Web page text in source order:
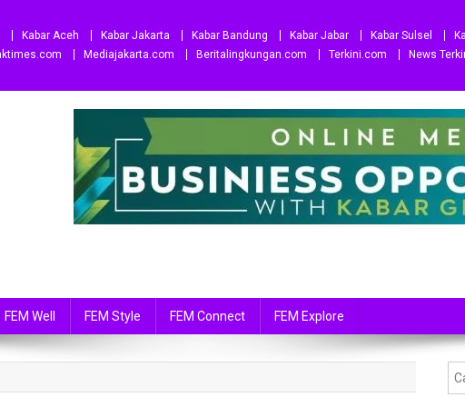
Kabar Aceh Kabar Jakarta Kabar Bandung Kabar Jabar Kabar Sulsel
Mediajakarta.com Beritalingkungan.com Terkini.com News
FEM Well FEM Style FEM Connect FEM Explore